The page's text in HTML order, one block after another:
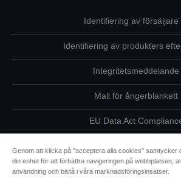
Identifiering av försäljare
Identifiering av produkters
Integritetsmeddelande
Mall för ångerblankett
EU Data Act
Kontakta oss angående dina
Information om cookies
Genom att klicka på "acceptera alla cookies" samtycker
din enhet för att förbättra navigeringen på webbplatsen,
användning och bistå i våra marknadsföringsinsatser.